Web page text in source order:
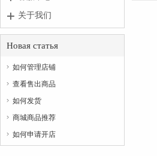
关于我们
Новая статья
 如何管理店铺
 查看售出商品
 如何发货
 商城商品推荐
 如何申请开店